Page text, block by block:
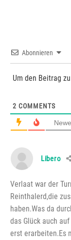
Abonnieren
Um den Beitrag
2 COMMENTS
Libero
Verlaat war der
Reinthalerd,die
haben.Was da
das Glück auch
erst erarbeiten.Es